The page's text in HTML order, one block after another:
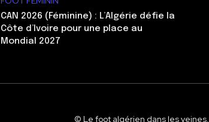
CAN 2026 (Féminine) : L’Algérie défie la
Côte d’Ivoire pour une place au
Mondial 2027
© Le foot algérien dans les veines.